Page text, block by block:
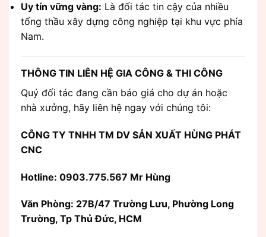
Uy tín vững vàng: Là đối tác tin cậy của nhiều
tổng thầu xây dựng công nghiệp tại khu vực phía
Nam.
THÔNG TIN LIÊN HỆ GIA CÔNG & THI CÔNG
Quý đối tác đang cần báo giá cho dự án hoặc
nhà xưởng, hãy liên hệ ngay với chúng tôi:
CÔNG TY TNHH TM DV SẢN XUẤT HÙNG PHÁT
CNC
Hotline: 0903.775.567 Mr Hùng
Văn Phòng: 27B/47 Trường Lưu, Phường Long
Trường, Tp Thủ Đức, HCM